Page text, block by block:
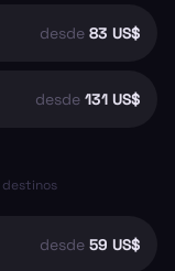
desde 83 US$
desde 131 US$
destinos
desde 59 US$